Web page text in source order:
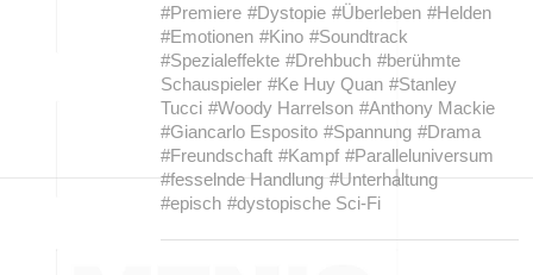
#Premiere #Dystopie #Überleben #Helden
#Emotionen #Kino #Soundtrack
#Spezialeffekte #Drehbuch #berühmte
Schauspieler #Ke Huy Quan #Stanley
Tucci #Woody Harrelson #Anthony Mackie
#Giancarlo Esposito #Spannung #Drama
#Freundschaft #Kampf #Paralleluniversum
#fesselnde Handlung #Unterhaltung
#episch #dystopische Sci-Fi